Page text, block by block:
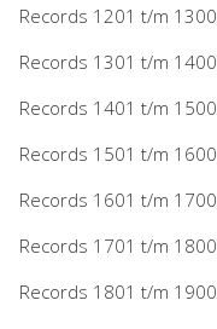
Records 1201 t/m 1300
Records 1301 t/m 1400
Records 1401 t/m 1500
Records 1501 t/m 1600
Records 1601 t/m 1700
Records 1701 t/m 1800
Records 1801 t/m 1900